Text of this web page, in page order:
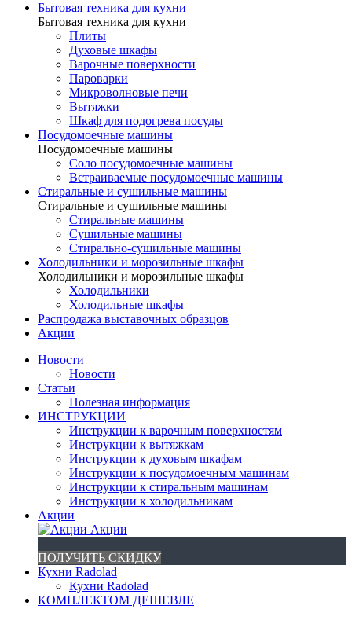
Бытовая техника для кухни
Бытовая техника для кухни
Плиты
Духовые шкафы
Варочные поверхности
Пароварки
Микроволновые печи
Вытяжки
Шкаф для подогрева посуды
Посудомоечные машины
Посудомоечные машины
Соло посудомоечные машины
Встраиваемые посудомоечные машины
Стиральные и сушильные машины
Стиральные и сушильные машины
Стиральные машины
Сушильные машины
Стирально-сушильные машины
Холодильники и морозильные шкафы
Холодильники и морозильные шкафы
Холодильники
Холодильные шкафы
Распродажа выставочных образцов
Акции
Новости
Новости
Статьи
Полезная информация
ИНСТРУКЦИИ
Инструкции к варочным поверхностям
Инструкции к вытяжкам
Инструкции к духовым шкафам
Инструкции к посудомоечным машинам
Инструкции к стиральным машинам
Инструкции к холодильникам
Акции
Акции
ПОЛУЧИТЬ СКИДКУ
Кухни Radolad
Кухни Radolad
КОМПЛЕКТОМ ДЕШЕВЛЕ